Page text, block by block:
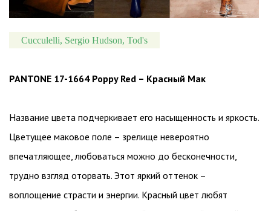
Cucculelli, Sergio Hudson, Tod's
PANTONE 17-1664 Poppy Red – Красный Мак
Название цвета подчеркивает его насыщенность и яркость.
Цветущее маковое поле – зрелище невероятно
впечатляющее, любоваться можно до бесконечности,
трудно взгляд оторвать. Этот яркий оттенок –
воплощение страсти и энергии. Красный цвет любят